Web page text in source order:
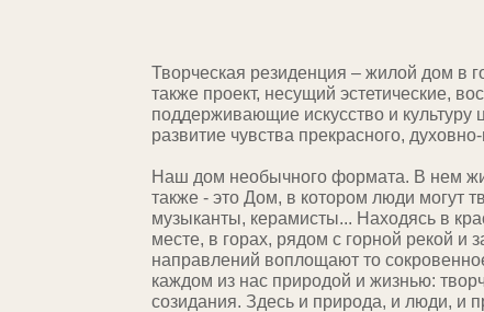
Творческая резиденция – жилой дом в
также проект, несущий эстетические,
поддерживающие искусство и культуру
развитие чувства прекрасного,
Наш дом необычного формата. В нем
также - это Дом, в котором люди могут
музыканты, керамисты... Находясь в
месте, в горах, рядом с горной рекой и
направлений воплощают то
каждом из нас природой и жизнью:
созидания. Здесь и природа, и люди, и